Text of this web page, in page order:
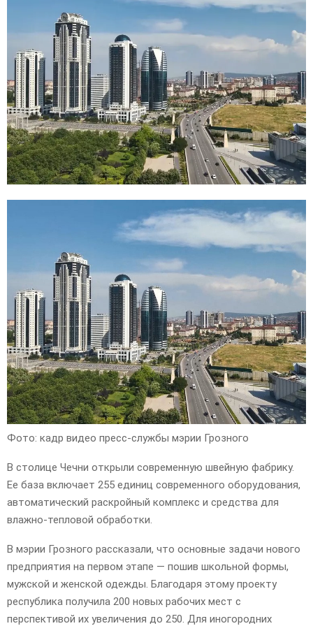
N
U
Фото: кадр видео пресс-службы мэрии Грозного
В столице Чечни открыли современную швейную фабрику.
Ее база включает 255 единиц современного оборудования,
автоматический раскройный комплекс и средства для
влажно-тепловой обработки.
В мэрии Грозного рассказали, что основные задачи нового
предприятия на первом этапе — пошив школьной формы,
мужской и женской одежды. Благодаря этому проекту
республика получила 200 новых рабочих мест с
перспективой их увеличения до 250. Для иногородних